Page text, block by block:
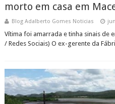
morto em casa em
Blog Adalberto Gomes Noticias
Vítima foi amarrada e tinha sinais de
/ Redes Sociais) O ex-gerente da